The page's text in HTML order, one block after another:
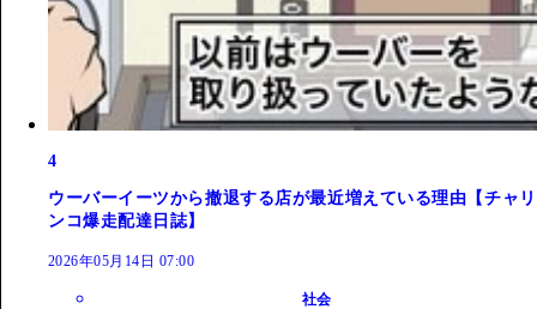
4
ウーバーイーツから撤退する店が最近増えている理由【チャリ
ンコ爆走配達日誌】
2026年05月14日 07:00
社会